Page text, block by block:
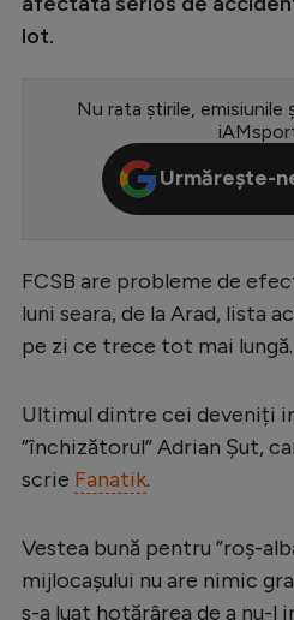
Europa League
CM 2026
Premier League
LaLiga
Bundesliga
Ligue 1
Starurile
EURO 2024
Clasamente
lot.
Nu rata știrile, emisiunile
Urmărește-
FCSB are probleme de
luni seara, de la Arad, lista
pe zi ce trece tot mai lungă.
Ultimul dintre cei deveniți
”închizătorul” Adrian Șut,
scrie Fanatik.
Vestea bună pentru ”roș-
mijlocașului nu are nimic
s-a luat hotărârea de a nu-l